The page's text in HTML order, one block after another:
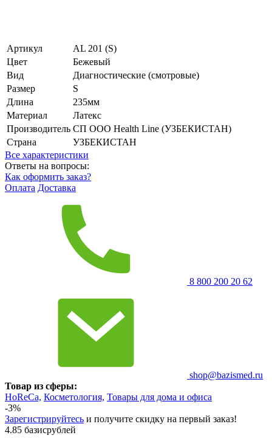
Артикул
AL 201 (S)
Цвет
Бежевый
Вид
Диагностические (смотровые)
Размер
S
Длина
235мм
Материал
Латекс
Производитель СП ООО Health Line (УЗБЕКИСТАН)
Страна
УЗБЕКИСТАН
Все характеристики
Ответы на вопросы:
Как оформить заказ?
Оплата Доставка
8 800 200 20 62
shop@bazismed.ru
Товар из сферы:
HoReCa, Косметология, Товары для дома и офиса
-3%
Зарегистрируйтесь и получите скидку на первый заказ!
4.85 базисрублей